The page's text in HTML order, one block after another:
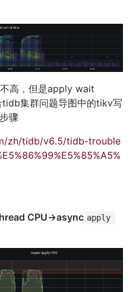
高，但是apply wait
集群问题导图中的tikv写
骤
zh/tidb/v6.5/tidb-trouble
CPU→async apply